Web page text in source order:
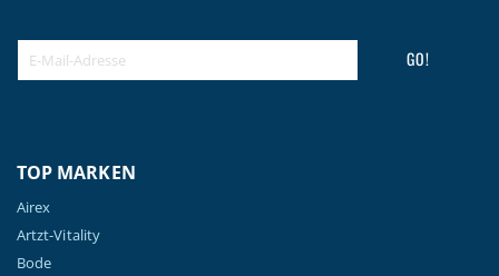
GO!
TOP MARKEN
Airex
Artzt-Vitality
Bode